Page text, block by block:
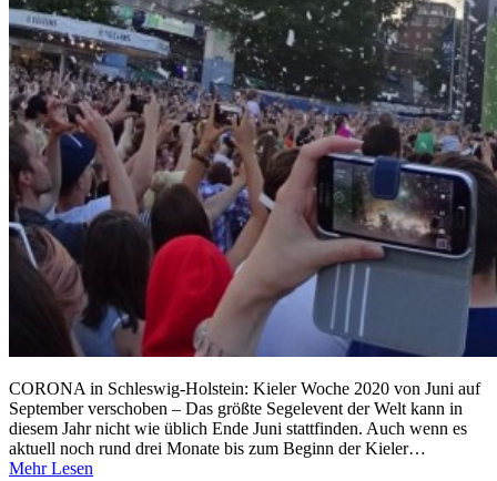
CORONA in Schleswig-Holstein: Kieler Woche 2020 von Juni auf
September verschoben – Das größte Segelevent der Welt kann in
diesem Jahr nicht wie üblich Ende Juni stattfinden. Auch wenn es
aktuell noch rund drei Monate bis zum Beginn der Kieler…
Mehr Lesen